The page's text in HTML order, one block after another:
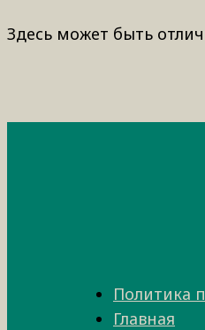
Здесь может быть
Политика
Главная